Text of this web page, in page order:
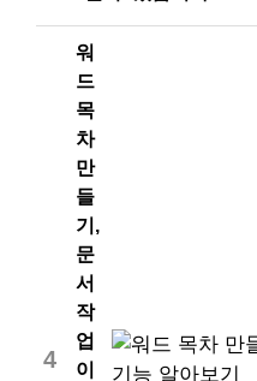
4
워
드
목
차
만
들
기,
문
서
작
업
이